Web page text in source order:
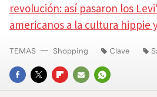
revolución: así pasaron los
americanos a la cultura hippie
FACEBOOK
TWITTERFLIPBOARD
E-
WHATSAPP
TEMAS Shopping Clave